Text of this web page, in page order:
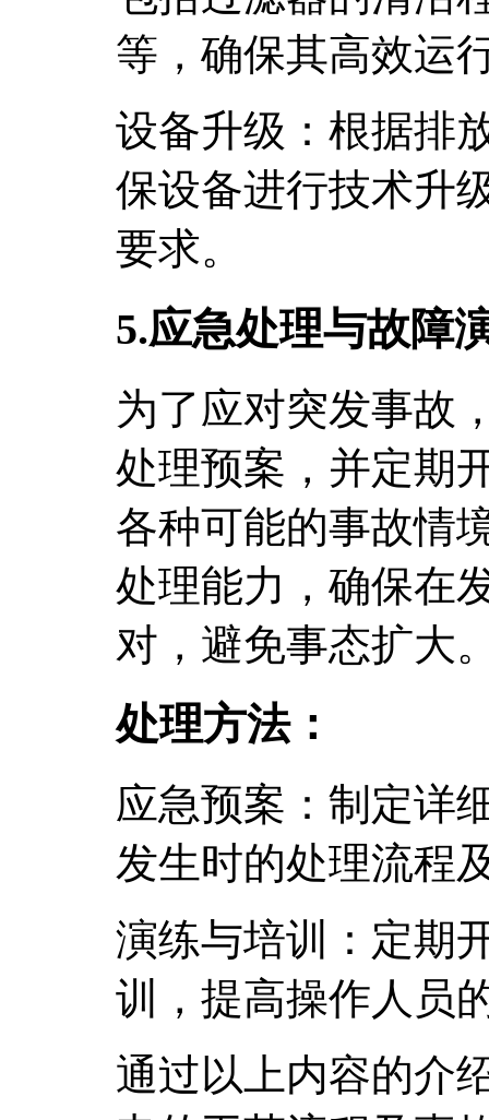
等，确保其高效运
设备升级：根据排
保设备进行技术升
要求。
5.应急处理与故障
为了应对突发事故
处理预案，并定期
各种可能的事故情
处理能力，确保在
对，避免事态扩大
处理方法：
应急预案：制定详
发生时的处理流程
演练与培训：定期
训，提高操作人员
通过以上内容的介